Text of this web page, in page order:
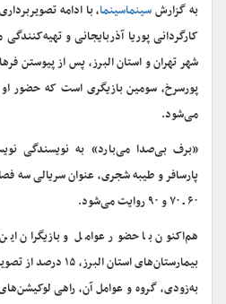
به گزارشسینماسینما، با ادامه
کارگردانی پوریا آذربایجانی و
شهر تهران و استان البرز، پس از پیوستن
پورسرخ، سومین بازیگری است که حضور او
می‌شود.
«برف بی‌صدا می‌بارد» به نویسندگی
پارسافر و طیبه شجری، عنوان سریالی سه
۶۰ ـ ۷۰ و ۹۰ روایت می‌شود.
هم‌اکنون با حضور عوامل و بازیگران
بیمارستان‌های استان
به‌زودی، گروه و عوامل آن، راهی